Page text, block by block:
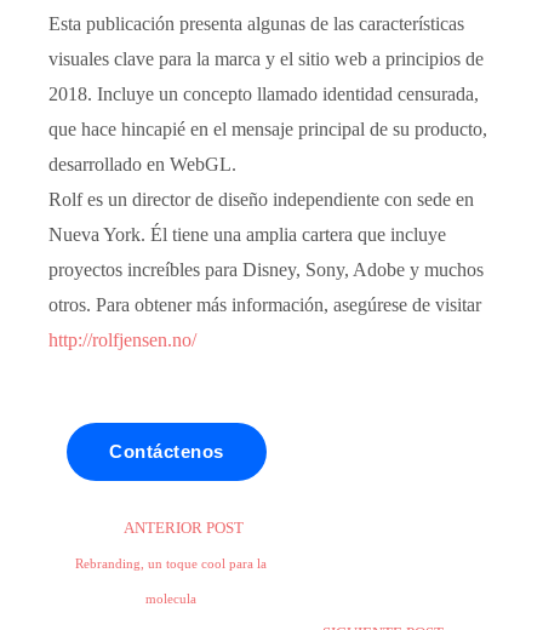
Esta publicación presenta algunas de las características
visuales clave para la marca y el sitio web a principios de
2018. Incluye un concepto llamado identidad censurada,
que hace hincapié en el mensaje principal de su producto,
desarrollado en WebGL.
Rolf es un director de diseño independiente con sede en
Nueva York. Él tiene una amplia cartera que incluye
proyectos increíbles para Disney, Sony, Adobe y muchos
otros. Para obtener más información, asegúrese de visitar
http://rolfjensen.no/
Contáctenos
ANTERIOR POST
Rebranding, un toque cool para la
molecula